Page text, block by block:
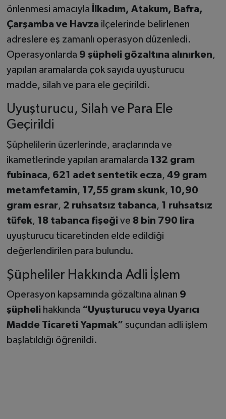
önlenmesi amacıyla
İlkadım, Atakum, Bafra,
Çarşamba ve Havzailçelerinde belirlenen
adreslere eş zamanlı operasyon düzenledi.
Operasyonlarda 9 şüpheli gözaltına alınırken,
yapılan aramalarda çok sayıda uyuşturucu
madde, silah ve para ele geçirildi.
Uyuşturucu, Silah ve Para Ele
Geçirildi
Şüphelilerin üzerlerinde, araçlarında ve
ikametlerinde yapılan aramalarda 132 gram
fubinaca, 621 adet sentetik ecza, 49 gram
metamfetamin, 17,55 gram skunk, 10,90
gram esrar, 2 ruhsatsız tabanca, 1 ruhsatsız
tüfek, 18 tabanca fişeğive 8 bin 790 lira
uyuşturucu ticaretinden elde edildiği
değerlendirilen para bulundu.
Şüpheliler Hakkında Adli İşlem
Operasyon kapsamında gözaltına alınan 9
şüphelihakkında “Uyuşturucu veya Uyarıcı
Madde Ticareti Yapmak” suçundan adli işlem
başlatıldığı öğrenildi.